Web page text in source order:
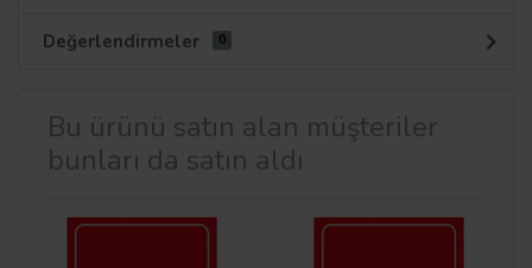
Değerlendirmeler 0
Bu ürünü satın alan müşteriler
bunları da satın aldı